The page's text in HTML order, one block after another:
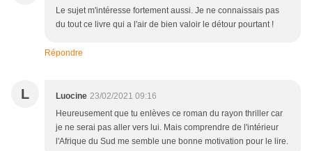
Le sujet m'intéresse fortement aussi. Je ne connaissais pas
du tout ce livre qui a l'air de bien valoir le détour pourtant !
Répondre
L Luocine 23/02/2021 09:16
Heureusement que tu enlèves ce roman du rayon thriller car
je ne serai pas aller vers lui. Mais comprendre de l'intérieur
l'Afrique du Sud me semble une bonne motivation pour le lire.